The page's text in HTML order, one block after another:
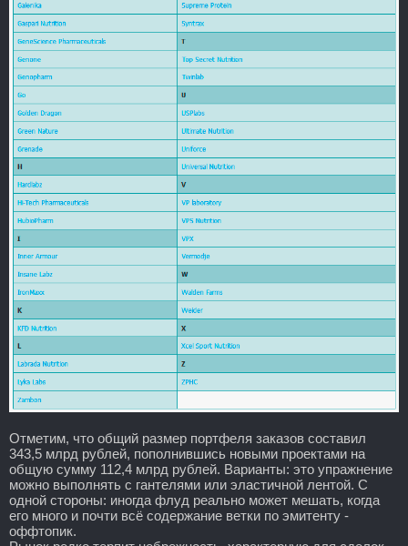
Отметим, что общий размер портфеля заказов составил
343,5 млрд рублей, пополнившись новыми проектами на
общую сумму 112,4 млрд рублей. Варианты: это упражнение
можно выполнять с гантелями или эластичной лентой. С
одной стороны: иногда флуд реально может мешать, когда
его много и почти всё содержание ветки по эмитенту -
оффтопик.